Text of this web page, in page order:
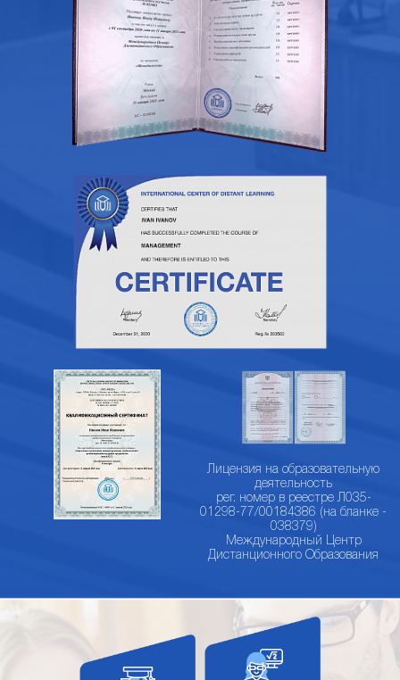
Лицензия на образовательную
деятельность
рег. номер в реестре Л035-
01298-77/00184386 (на бланке -
038379)
Международный Центр
Дистанционного Образования